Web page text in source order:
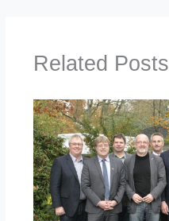
Related Posts